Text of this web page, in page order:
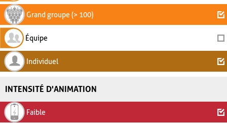
Grand groupe (> 100)
Équipe
Individuel
INTENSITÉ D'ANIMATION
Faible